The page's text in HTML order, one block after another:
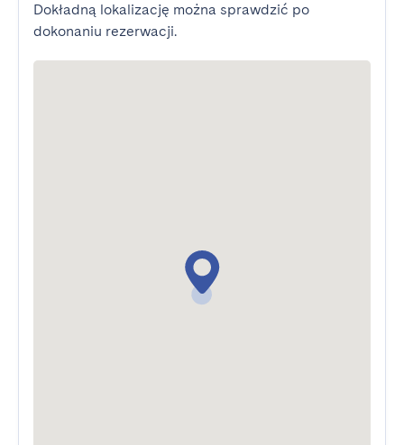
Dokładną lokalizację można sprawdzić po
dokonaniu rezerwacji.